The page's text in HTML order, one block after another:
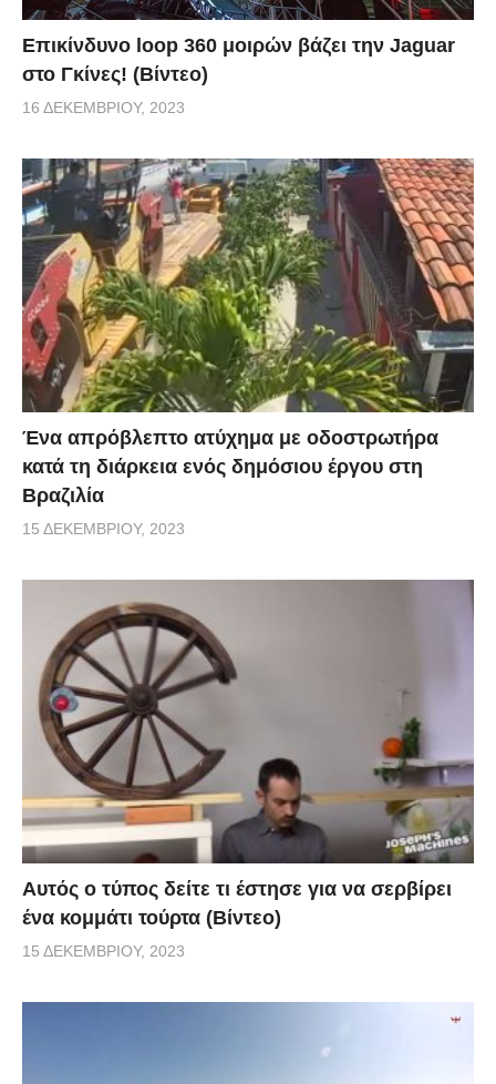
Επικίνδυνο loop 360 μοιρών βάζει την Jaguar
στο Γκίνες! (Βίντεο)
16 ΔΕΚΕΜΒΡΊΟΥ, 2023
Ένα απρόβλεπτο ατύχημα με οδοστρωτήρα
κατά τη διάρκεια ενός δημόσιου έργου στη
Βραζιλία
15 ΔΕΚΕΜΒΡΊΟΥ, 2023
Αυτός ο τύπος δείτε τι έστησε για να σερβίρει
ένα κομμάτι τούρτα (Βίντεο)
15 ΔΕΚΕΜΒΡΊΟΥ, 2023